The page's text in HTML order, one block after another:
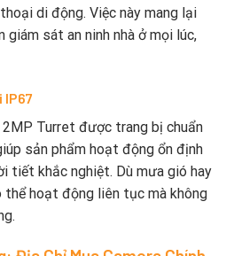
di động. Việc này mang lại
sát an ninh nhà ở mọi lúc,
IP67
Turret được trang bị chuẩn
sản phẩm hoạt động ổn định
tiết khắc nghiệt. Dù mưa gió hay
thể hoạt động liên tục mà không